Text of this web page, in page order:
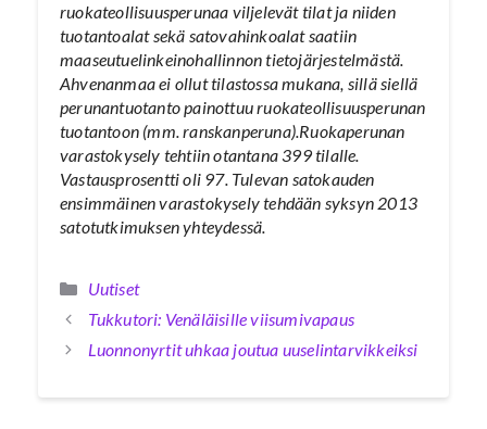
ruokateollisuusperunaa viljelevät tilat ja niiden
tuotantoalat sekä satovahinkoalat saatiin
maaseutuelinkeinohallinnon tietojärjestelmästä.
Ahvenanmaa ei ollut tilastossa mukana, sillä siellä
perunantuotanto painottuu ruokateollisuusperunan
tuotantoon (mm. ranskanperuna).Ruokaperunan
varastokysely tehtiin otantana 399 tilalle.
Vastausprosentti oli 97. Tulevan satokauden
ensimmäinen varastokysely tehdään syksyn 2013
satotutkimuksen yhteydessä.
Kategoriat
Uutiset
Tukkutori: Venäläisille viisumivapaus
Luonnonyrtit uhkaa joutua uuselintarvikkeiksi